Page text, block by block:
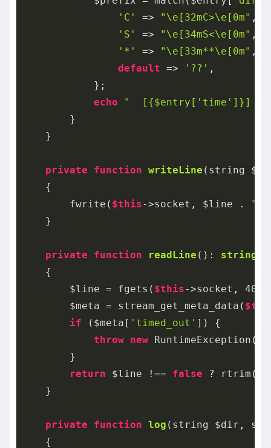
'C'
=> "\e[32mC>\e[0m" ,
'S'
=> "\e[34mS<\e[0m" ,
'*'
=> "\e[33m**\e[0m" ,
default => '??' ,
            };
echo
"  [{$entry['time']}]
        }
    }
private function writeLine (string
{
        fwrite(
$this->socket, $line .
    }
private function readLine () : string
{
        $line = fgets(
$this->socket, 4096
        $meta = stream_get_meta_data(
if ($meta[ 'timed_out' ]) {
throw new RuntimeException(
        }
return $line !== false ?
    }
private function log (string $dir,
{